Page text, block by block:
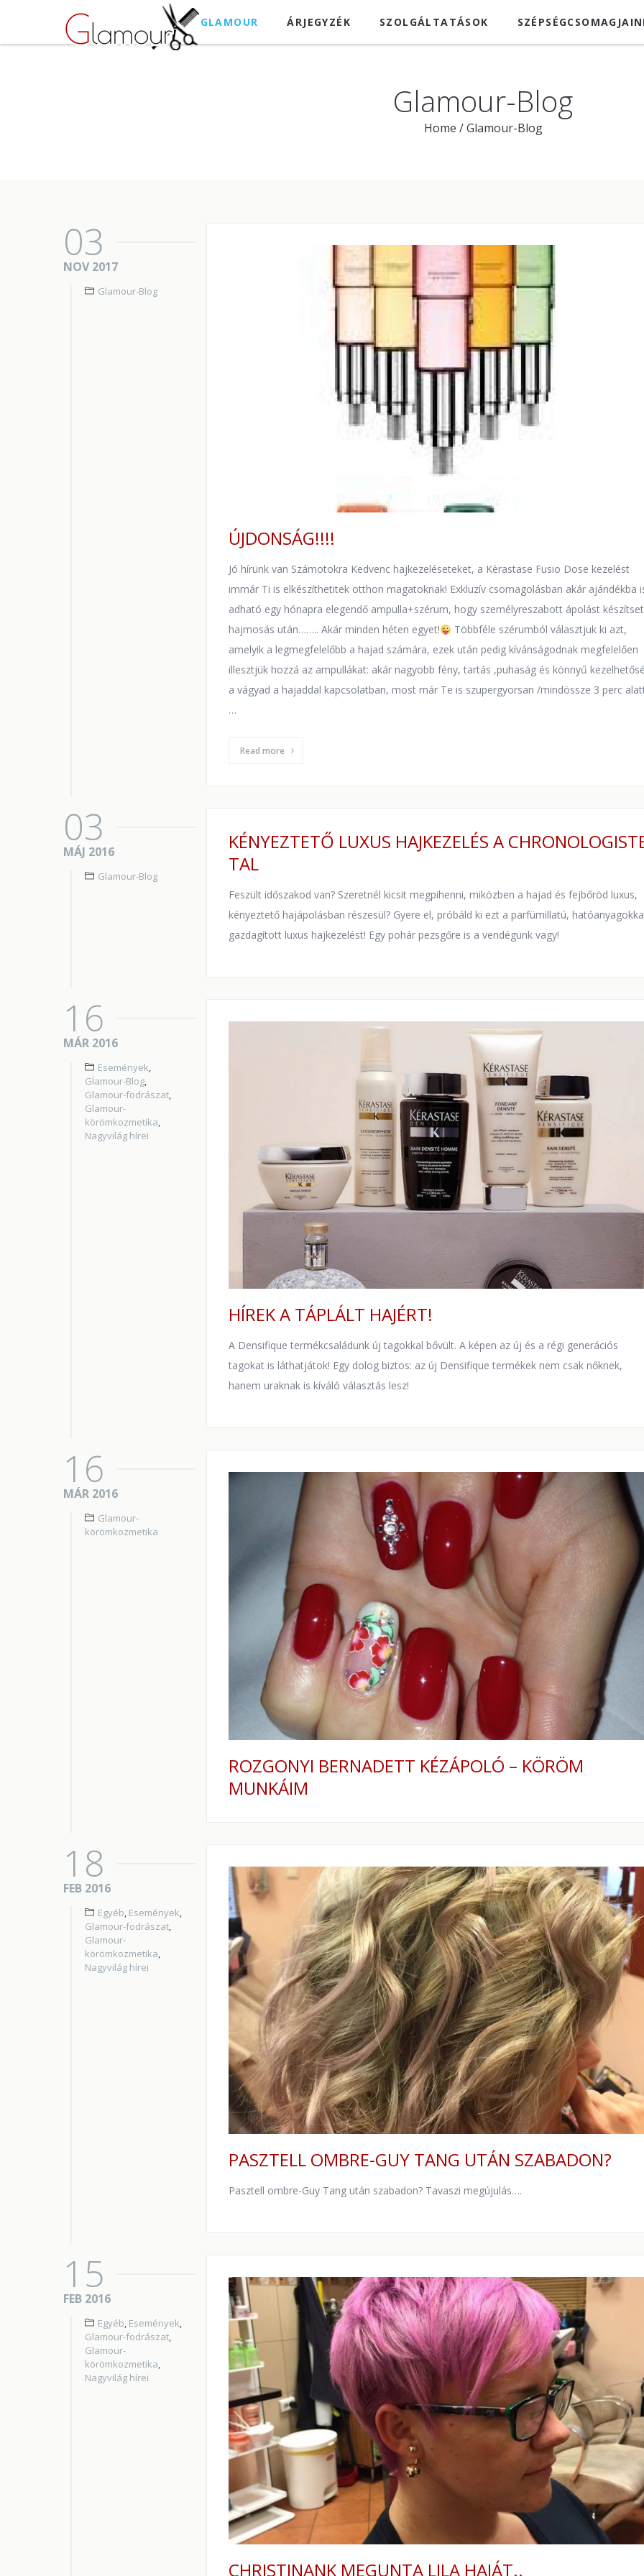
GLAMOUR ÁRJEGYZÉK SZOLGÁLTATÁSOK
Glamour-Blog
Home /Glamour-Blog
ÚJDONSÁG!!!!
Jó hírünk van Számotokra Kedvenc hajkezeléseteket, a Kèrastase Fusio Dose kezelést
immár Ti is elkészíthetitek otthon magatoknak! Exkluzív csomagolásban akár ajándékba
adható egy hónapra elegendő ampulla+szérum, hogy személyreszabott ápolást
hajmosás után…….. Akár minden héten egyet!
Többféle szérumból választjuk ki azt,
amelyik a legmegfelelőbb a hajad számára, ezek után pedig kívánságodnak megfelelően
illesztjük hozzá az ampullákat: akár nagyobb fény, tartás ,puhaság és könnyű
a vágyad a hajaddal kapcsolatban, most már Te is szupergyorsan /mindössze 3 perc
…
Read more
03
NOV 2017
Glamour-Blog
KÉNYEZTETŐ LUXUS HAJKEZELÉS A
TAL
Feszült időszakod van? Szeretnél kicsit megpihenni, miközben a hajad és fejbőröd luxus,
kényeztető hajápolásban részesül? Gyere el, próbáld ki ezt a parfümillatú,
gazdagított luxus hajkezelést! Egy pohár pezsgőre is a vendégünk vagy!
03
MÁJ 2016
Glamour-Blog
HÍREK A TÁPLÁLT HAJÉRT!
A Densifique termékcsaládunk új tagokkal bővült. A képen az új és a régi generációs
tagokat is láthatjátok! Egy dolog biztos: az új Densifique termékek nem csak nőknek,
hanem uraknak is kíváló választás lesz!
16
MÁR 2016
Események,
Glamour-Blog,
Glamour-fodrászat,
Glamour-
körömkozmetika,
Nagyvilág hírei
ROZGONYI BERNADETT KÉZÁPOLÓ – KÖRÖM
MUNKÁIM
16
MÁR 2016
Glamour-
körömkozmetika
PASZTELL OMBRE-GUY TANG UTÁN SZABADON?
Pasztell ombre-Guy Tang után szabadon? Tavaszi megújulás….
18
FEB 2016
Egyéb Események
Glamour-fodrászat
Glamour-
körömkozmetika
Nagyvilág hírei
CHRISTINANK MEGUNTA LILA HAJÁT..
15
FEB 2016
Egyéb, Események,
Glamour-fodrászat,
Glamour-
körömkozmetika,
Nagyvilág hírei